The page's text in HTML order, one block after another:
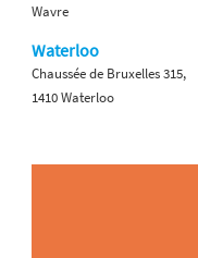
Wavre
Waterloo
Chaussée de Bruxelles 315,
1410 Waterloo